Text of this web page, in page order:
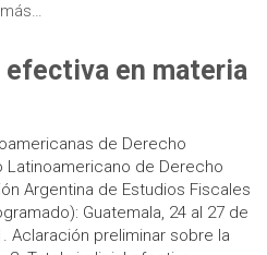
en materia
de Derecho
Latinoamericano de Derecho
Argentina de Estudios Fiscales
Guatemala, 24 al 27 de
Aclaración preliminar sobre la